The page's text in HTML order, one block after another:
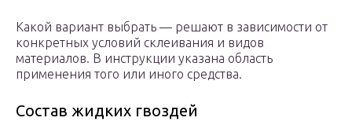
Какой вариант выбрать — решают в зависимости от
конкретных условий склеивания и видов
материалов. В инструкции указана область
применения того или иного средства.
Состав жидких гвоздей